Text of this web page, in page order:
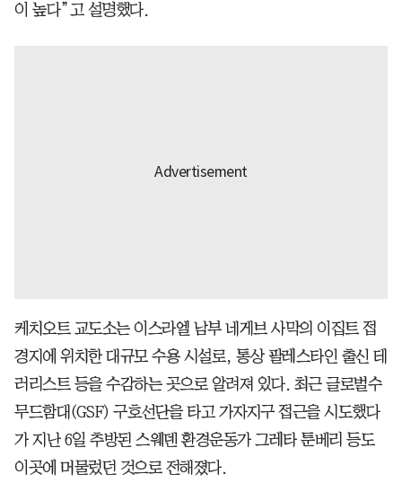
이 높다”고 설명했다.
케치오트 교도소는 이스라엘 남부 네게브 사막의 이집트 접
경지에 위치한 대규모 수용 시설로, 통상 팔레스타인 출신 테
러리스트 등을 수감하는 곳으로 알려져 있다. 최근 글로벌수
무드함대(GSF) 구호선단을 타고 가자지구 접근을 시도했다
가 지난 6일 추방된 스웨덴 환경운동가 그레타 툰베리 등도
이곳에 머물렀던 것으로 전해졌다.